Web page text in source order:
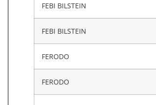
FEBI BILSTEIN
FEBI BILSTEIN
FERODO
FERODO